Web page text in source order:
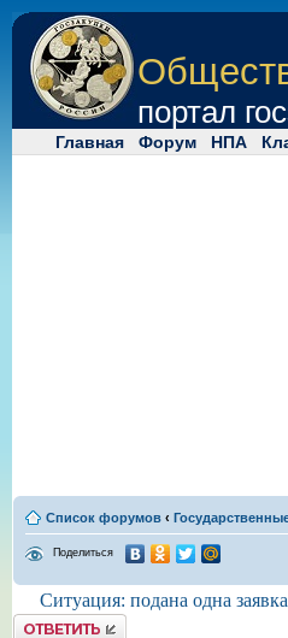
портал
Главная Форум НПА
Список форумов ‹
Поделиться
Ситуация: подана одна
Комментировать